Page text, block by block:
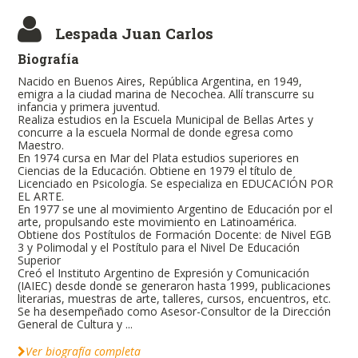
Lespada Juan Carlos
Biografía
Nacido en Buenos Aires, República Argentina, en 1949,
emigra a la ciudad marina de Necochea. Allí transcurre su
infancia y primera juventud.
Realiza estudios en la Escuela Municipal de Bellas Artes y
concurre a la escuela Normal de donde egresa como
Maestro.
En 1974 cursa en Mar del Plata estudios superiores en
Ciencias de la Educación. Obtiene en 1979 el título de
Licenciado en Psicología. Se especializa en EDUCACIÓN POR
EL ARTE.
En 1977 se une al movimiento Argentino de Educación por el
arte, propulsando este movimiento en Latinoamérica.
Obtiene dos Postítulos de Formación Docente: de Nivel EGB
3 y Polimodal y el Postítulo para el Nivel De Educación
Superior
Creó el Instituto Argentino de Expresión y Comunicación
(IAIEC) desde donde se generaron hasta 1999, publicaciones
literarias, muestras de arte, talleres, cursos, encuentros, etc.
Se ha desempeñado como Asesor-Consultor de la Dirección
General de Cultura y ...
Ver biografía completa